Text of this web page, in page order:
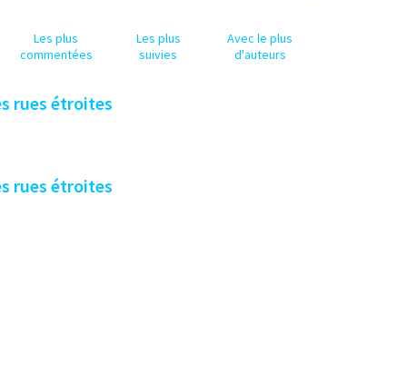
Les plus
commentées
Les plus
suivies
Avec le plus
d'auteurs
rues étroites
rues étroites